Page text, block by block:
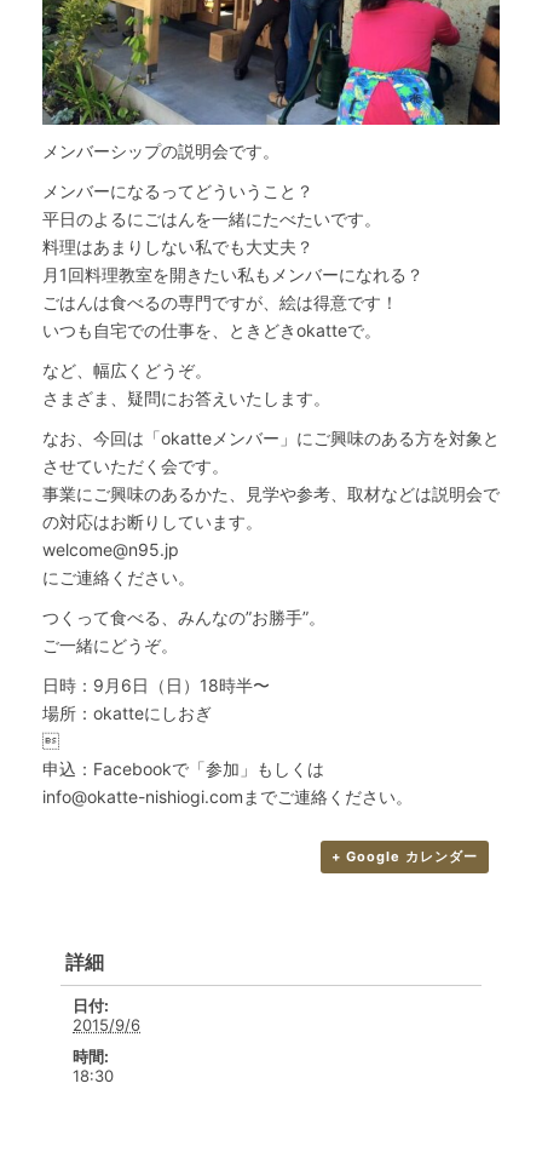
メンバーシップの説明会です。
メンバーになるってどういうこと？
平日のよるにごはんを一緒にたべたいです。
料理はあまりしない私でも大丈夫？
月1回料理教室を開きたい私もメンバーになれる？
ごはんは食べるの専門ですが、絵は得意です！
いつも自宅での仕事を、ときどきokatteで。
など、幅広くどうぞ。
さまざま、疑問にお答えいたします。
なお、今回は「okatteメンバー」にご興味のある方を対象と
させていただく会です。
事業にご興味のあるかた、見学や参考、取材などは説明会で
の対応はお断りしています。
welcome@n95.jp
にご連絡ください。
つくって食べる、みんなの”お勝手”。
ご一緒にどうぞ。
日時：9月6日（日）18時半〜
場所：okatteにしおぎ

申込：Facebookで「参加」もしくは
info@okatte-nishiogi.comまでご連絡ください。
+ Google カレンダー
詳細
日付:
2015/9/6
時間:
18:30